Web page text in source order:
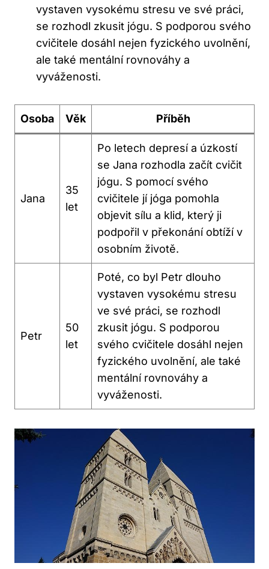
vystaven vysokému stresu ve své práci,
se rozhodl zkusit jógu. S podporou svého
cvičitele dosáhl nejen fyzického uvolnění,
ale také mentální rovnováhy a
vyváženosti.
Osoba Věk Příběh
Jana
35
let
Po letech depresí a úzkostí
se Jana rozhodla začít cvičit
jógu. S pomocí svého
cvičitele jí jóga pomohla
objevit sílu a klid, který ji
podpořil v překonání obtíží v
osobním životě.
Petr
50
let
Poté, co byl Petr dlouho
vystaven vysokému stresu
ve své práci, se rozhodl
zkusit jógu. S podporou
svého cvičitele dosáhl nejen
fyzického uvolnění, ale také
mentální rovnováhy a
vyváženosti.